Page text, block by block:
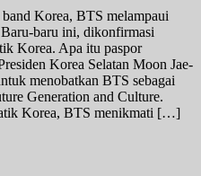
Korea, BTS melampaui
baru ini, dikonfirmasi
Korea. Apa itu paspor
Korea Selatan Moon Jae-
menobatkan BTS sebagai
Generation and Culture.
Korea, BTS menikmati […]